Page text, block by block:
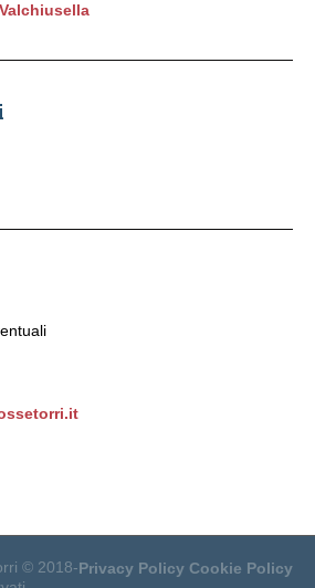
Privacy Policy Cookie Policy
© 2018-